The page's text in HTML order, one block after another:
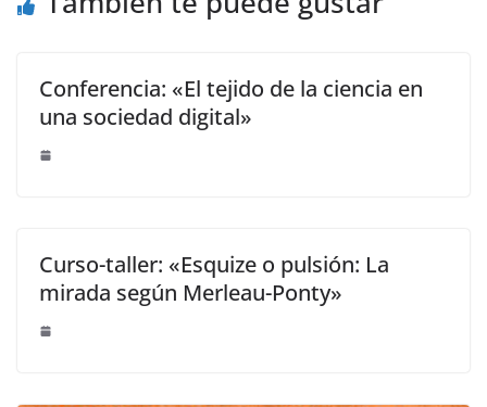
Conferencia: «El tejido de la ciencia en
una sociedad digital»
Curso-taller: «Esquize o pulsión: La
mirada según Merleau-Ponty»